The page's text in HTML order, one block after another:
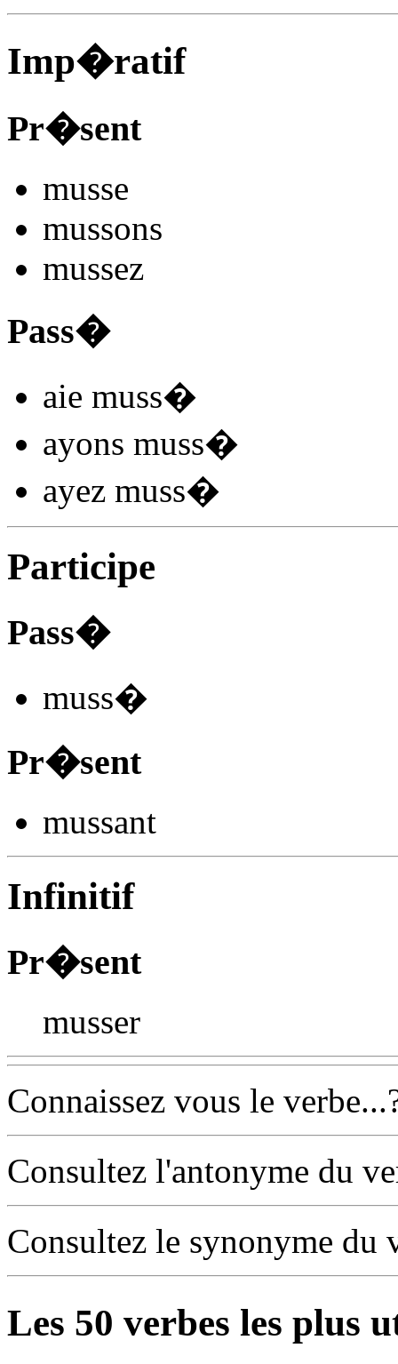
Imp�ratif
Pr�sent
musse
mussons
mussez
Pass�
aie muss�
ayons muss�
ayez muss�
Participe
Pass�
muss�
Pr�sent
mussant
Infinitif
Pr�sent
musser
Connaissez vous le
Consultez l'antonyme du
Consultez le synonyme du
Les 50 verbes les plus